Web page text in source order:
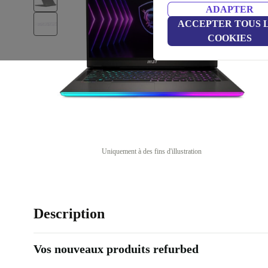
ADAPTER
ACCEPTER TOUS
COOKIES
Uniquement à des fins d'illustration
Description
Vos nouveaux produits refurbed